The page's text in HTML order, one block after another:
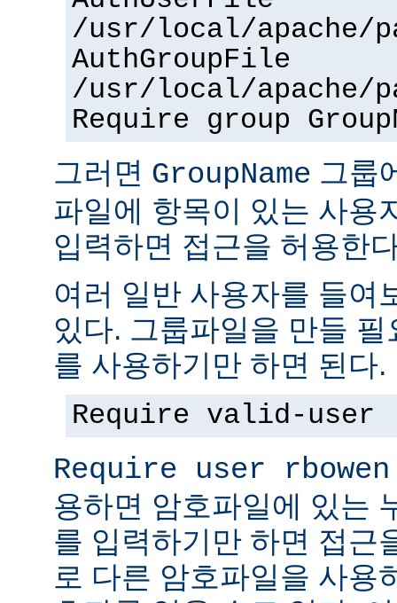
/usr/local/apache/
AuthGroupFile
/usr/local/apache/
Require group
그러면 GroupName 그룹
파일에 항목이 있는 사용
입력하면 접근을 허용한
여러 일반 사용자를 들여
있다. 그룹파일을 만들
를 사용하기만 하면 된다.
Require valid-user
Require user rbowen
용하면 암호파일에 있는
를 입력하기만 하면 접근
로 다른 암호파일을 사용